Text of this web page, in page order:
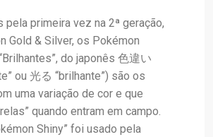
pela primeira vez na 2ª geração,
Gold & Silver, os Pokémon
do japonês 色違い
ou 光る “brilhante”) são os
uma variação de cor e que
quando entram em campo.
Shiny” foi usado pela